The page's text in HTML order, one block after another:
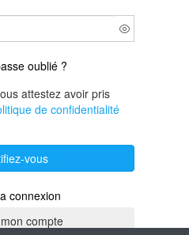
oublié ?
attestez avoir pris
de confidentialité
vous
connexion